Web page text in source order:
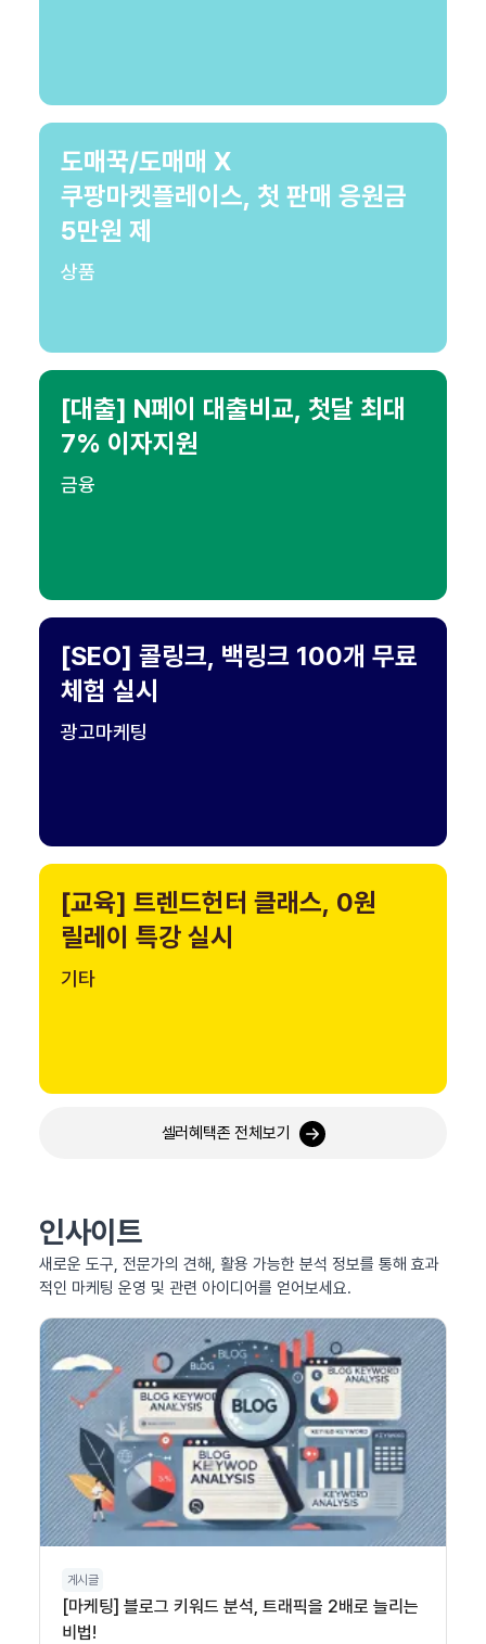
도매꾹/도매매 X
쿠팡마켓플레이스, 첫 판매 응원금
5만원 제
상품
[대출] N페이 대출비교, 첫달 최대
7% 이자지원
금융
[SEO] 콜링크, 백링크 100개 무료
체험 실시
광고마케팅
[교육] 트렌드헌터 클래스, 0원
릴레이 특강 실시
기타
셀러혜택존 전체보기
인사이트
새로운 도구, 전문가의 견해, 활용 가능한 분석 정보를 통해 효과
적인 마케팅 운영 및 관련 아이디어를 얻어보세요.
게시글
[마케팅] 블로그 키워드 분석, 트래픽을 2배로 늘리는
비법!